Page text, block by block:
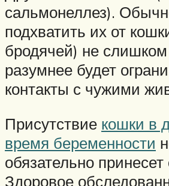
сальмонеллез).
подхватить их от
бродячей) не
разумнее будет
контакты с чужими
Присутствие кошки в
время беременности
обязательно принесет
Здоровое